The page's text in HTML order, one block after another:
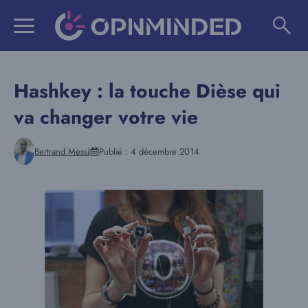
Hashkey : la touche Dièse qui
va changer votre vie
Bertrand Messi Publié : 4 décembre 2014